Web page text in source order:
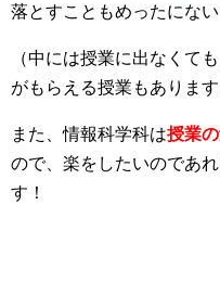
落とすこともめったにない
（中には授業に出なくて
がもらえる授業もあります
また、情報科学科は授業
ので、楽をしたいのであ
す！